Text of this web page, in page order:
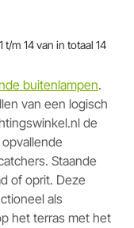
t/m 14 van in totaal 14
buitenlampen.
van een logisch
de
Staande
of oprit. Deze
als
het terras met het